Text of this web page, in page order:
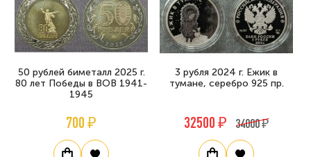
50 рублей биметалл 2025 г.
80 лет Победы в ВОВ 1941-
1945
700 ₽
3 рубля 2024 г. Ежик в
тумане, серебро 925 пр.
32500 ₽ 34000 ₽